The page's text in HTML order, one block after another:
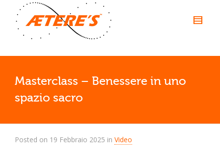
Masterclass – Benessere in uno
spazio sacro
Posted on 19 Febbraio 2025 in Video